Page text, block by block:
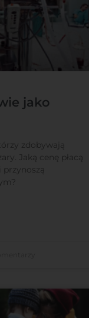
jako
zdobywają
Jaką cenę płacą
przynoszą